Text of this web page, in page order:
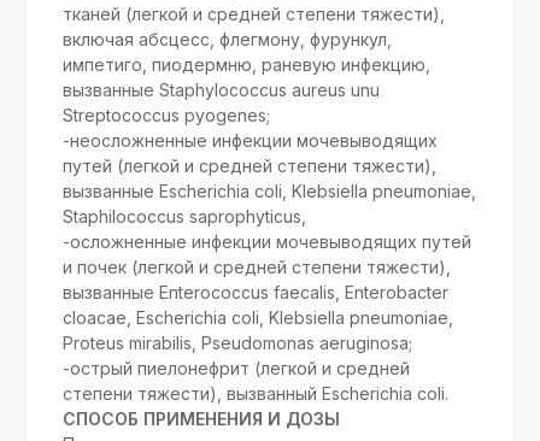
тканей (легкой и средней степени тяжести),
включая абсцесс, флегмону, фурункул,
импетиго, пиодермню, раневую инфекцию,
вызванные Staphylococcus aureus unu
Streptococcus pyogenes;
-неосложненные инфекции мочевыводящих
путей (легкой и средней степени тяжести),
вызванные Escherichia coli, Klebsiella pneumoniae,
Staphilococcus saprophyticus,
-осложненные инфекции мочевыводящих путей
и почек (легкой и средней степени тяжести),
вызванные Enterococcus faecalis, Enterobacter
cloacae, Escherichia coli, Klebsiella pneumoniae,
Proteus mirabilis, Pseudomonas aeruginosa;
-острый пиелонефрит (легкой и средней
степени тяжести), вызванный Escherichia coli.
СПОСОБ ПРИМЕНЕНИЯ И ДОЗЫ